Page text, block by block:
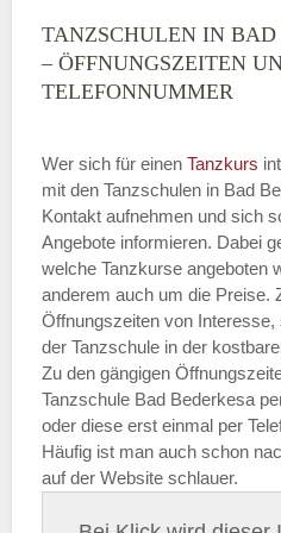
TANZSCHULEN IN BAD
– ÖFFNUNGSZEITEN
TELEFONNUMMER
Wer sich für einen Tanzkurs
mit den Tanzschulen in Bad
Kontakt aufnehmen und sich
Angebote informieren. Dabei
welche Tanzkurse angeboten
anderem auch um die Preise.
Öffnungszeiten von
der Tanzschule in der
Zu den gängigen
Tanzschule Bad Bederkesa
oder diese erst einmal per
Häufig ist man auch schon
auf der Website schlauer.